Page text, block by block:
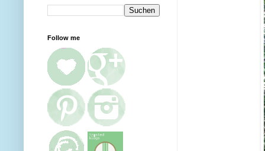
Follow me